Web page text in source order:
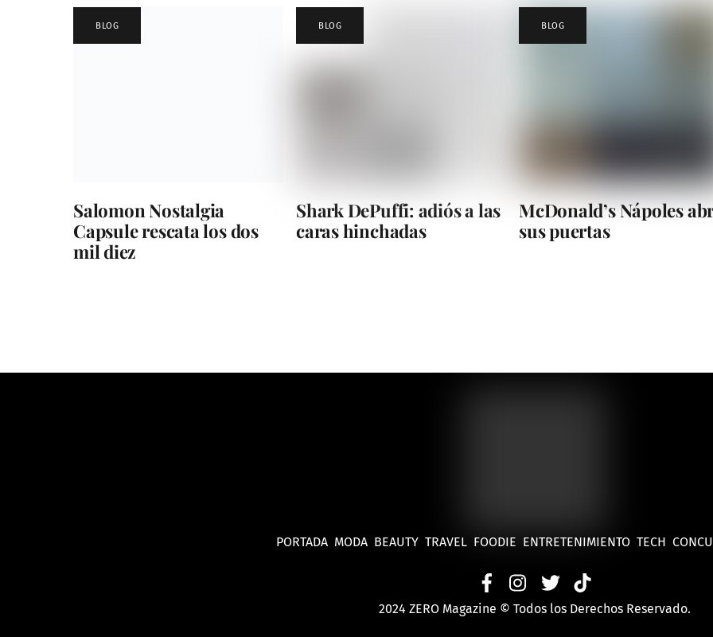
BLOG
Salomon Nostalgia
Capsule rescata los dos
mil diez
BLOG
Shark DePuffi: adiós a las
caras hinchadas
BLOG
McDonald’s Nápoles
sus puertas
PORTADA MODA BEAUTY TRAVEL FOODIE ENTRETENIMIENTO TECH
2024 ZERO Magazine © Todos los Derechos Reservado.